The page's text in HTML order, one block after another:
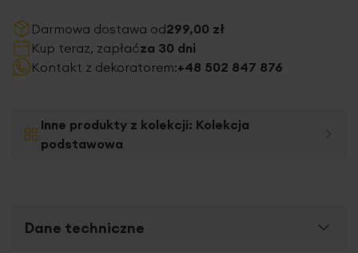
Darmowa dostawa od299,00 zł
Kup teraz, zapłaćza 30 dni
Kontakt z dekoratorem:+48 502 847 876
Inne produkty z kolekcji: Kolekcja
podstawowa
Dane techniczne